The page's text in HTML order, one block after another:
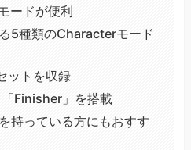
ードが便利
5種類のCharacterモード
ットを収録
Finisher」を搭載
持っている方にもおすす